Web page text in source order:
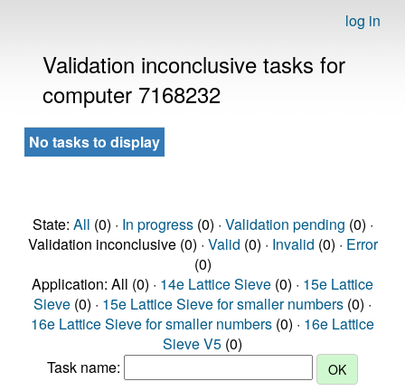
log in
Validation inconclusive tasks for
computer 7168232
No tasks to display
State: All (0) · In progress(0) · Validation pending (0) ·
Validation inconclusive (0) · Valid (0) · Invalid (0) · Error
(0)
Application: All (0) · 14e Lattice Sieve (0) · 15e Lattice
Sieve (0) · 15e Lattice Sieve for smaller numbers (0) ·
16e Lattice Sieve for smaller numbers (0) · 16e Lattice
Sieve V5 (0)
Task name: